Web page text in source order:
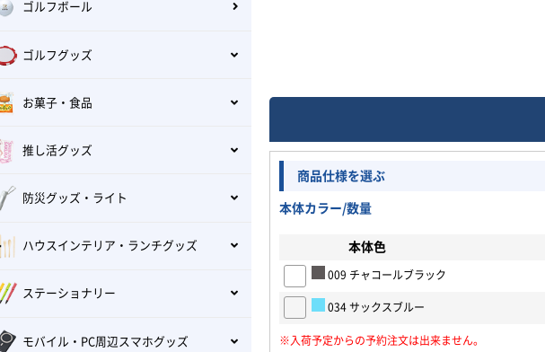
商品仕様を選ぶ
本体カラー/数量
本体色
009 チャコールブラック
034 サックスブルー
※入荷予定からの予約注文は出来ません。
ゴルフボール
ゴルフグッズ
お菓子・食品
推し活グッズ
防災グッズ・ライト
ハウスインテリア・ランチグッズ
ステーショナリー
モバイル・PC周辺スマホグッズ